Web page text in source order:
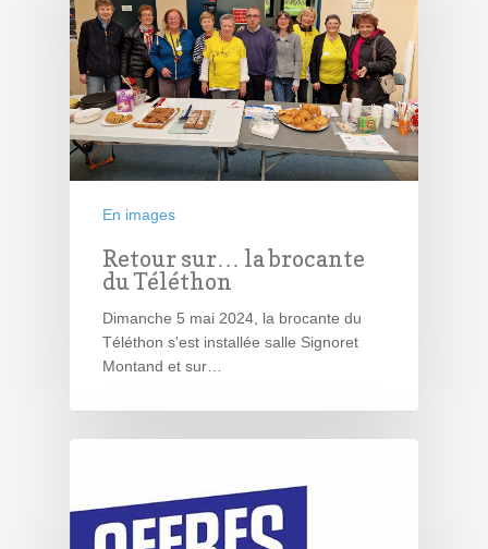
En images
Retour sur… la brocante
du Téléthon
Dimanche 5 mai 2024, la brocante du
Téléthon s'est installée salle Signoret
Montand et sur…